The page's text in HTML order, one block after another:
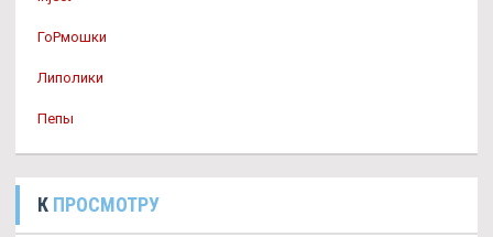
ГоРмошки
Липолики
Пепы
К ПРОСМОТРУ